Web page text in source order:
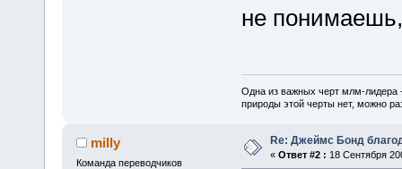
не
Одна из важных черт млм-лидера
природы этой черты нет, можно
milly
Команда переводчиков
Re: Джеймс Бонд
« Ответ #2 : 18 Сентября